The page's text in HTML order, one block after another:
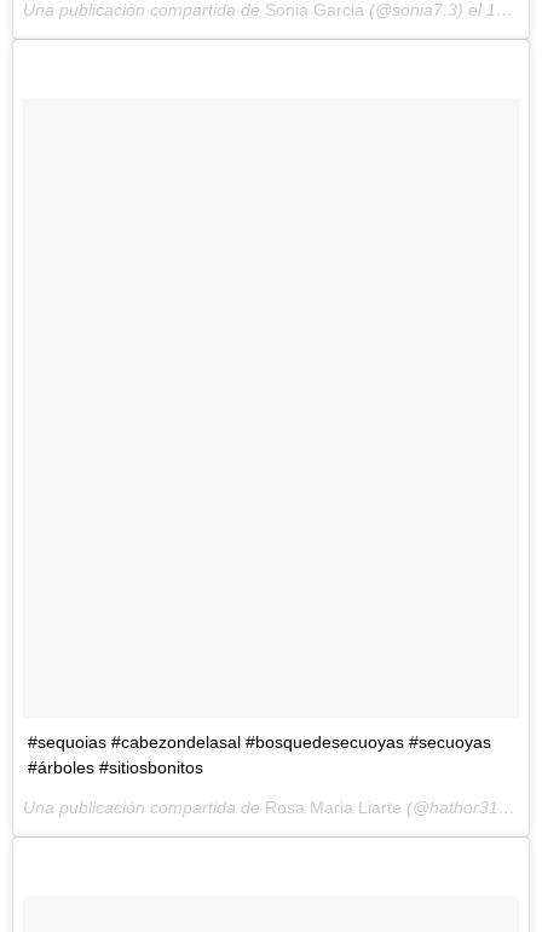
Una publicación compartida de Sonia Garcia (@sonia7.3) el 18 May, 2018 a las 8:42 PDT
#sequoias #cabezondelasal #bosquedesecuoyas #secuoyas
#árboles #sitiosbonitos
Una publicación compartida de Rosa Maria Liarte (@hathor319) el